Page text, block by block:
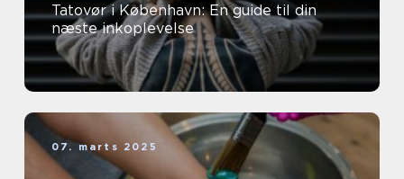
Tatovør i København: En guide til din
næste inkoplevelse
07. marts 2025